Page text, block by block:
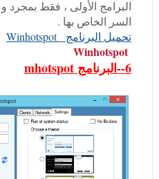
البرامج الأولى ، فقط
السر الخاص بها .
تحميل البرنامج Winhotspot
Winhotspot
6--البرنامج mhotspot